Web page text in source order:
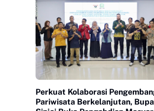
Perkuat Kolaborasi
Pariwisata Berkelanjutan,